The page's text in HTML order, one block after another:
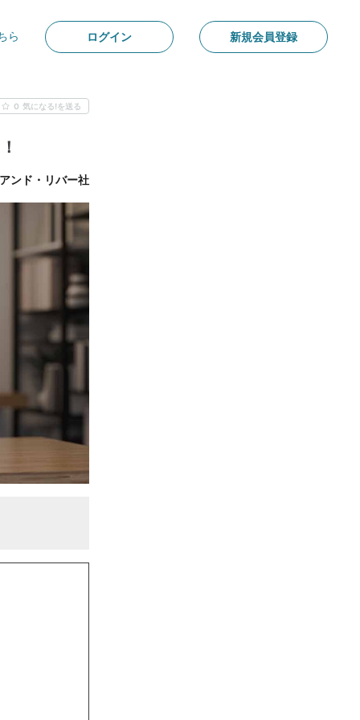
ら ログイン 新規会員登録
0 気になる!を送る
ンド・リバー社